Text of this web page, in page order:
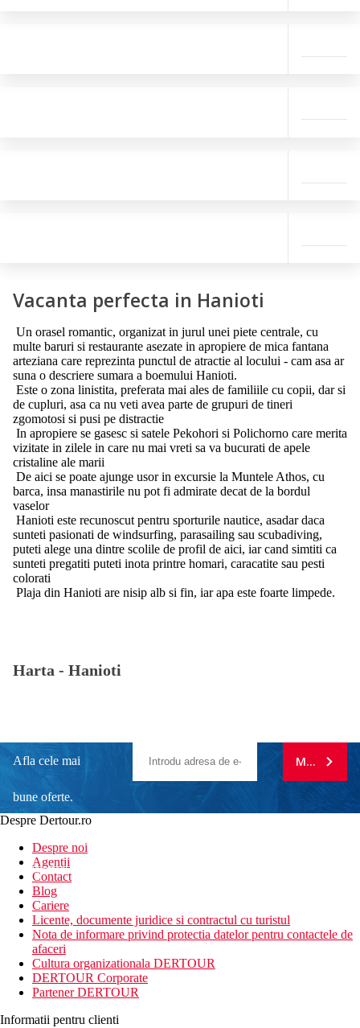
Vacanta perfecta in Hanioti
Un orasel romantic, organizat in jurul unei piete centrale, cu
multe baruri si restaurante asezate in apropiere de mica fantana
arteziana care reprezinta punctul de atractie al locului - cam asa ar
suna o descriere sumara a boemului Hanioti.
Este o zona linistita, preferata mai ales de familiile cu copii, dar si
de cupluri, asa ca nu veti avea parte de grupuri de tineri
zgomotosi si pusi pe distractie
In apropiere se gasesc si satele Pekohori si Polichorno care merita
vizitate in zilele in care nu mai vreti sa va bucurati de apele
cristaline ale marii
De aici se poate ajunge usor in excursie la Muntele Athos, cu
barca, insa manastirile nu pot fi admirate decat de la bordul
vaselor
Hanioti este recunoscut pentru sporturile nautice, asadar daca
sunteti pasionati de windsurfing, parasailing sau scubadiving,
puteti alege una dintre scolile de profil de aici, iar cand simtiti ca
sunteti pregatiti puteti inota printre homari, caracatite sau pesti
colorati
Plaja din Hanioti are nisip alb si fin, iar apa este foarte limpede.
Harta - Hanioti
Afla cele mai
bune oferte.
newsletter!
MA
Despre Dertour.ro
Despre noi
Agentii
Contact
Blog
Cariere
Licente, documente juridice si contractul cu turistul
Nota de informare privind protectia datelor pentru contactele de
afaceri
Cultura organizationala DERTOUR
DERTOUR Corporate
Partener DERTOUR
Informatii pentru clienti